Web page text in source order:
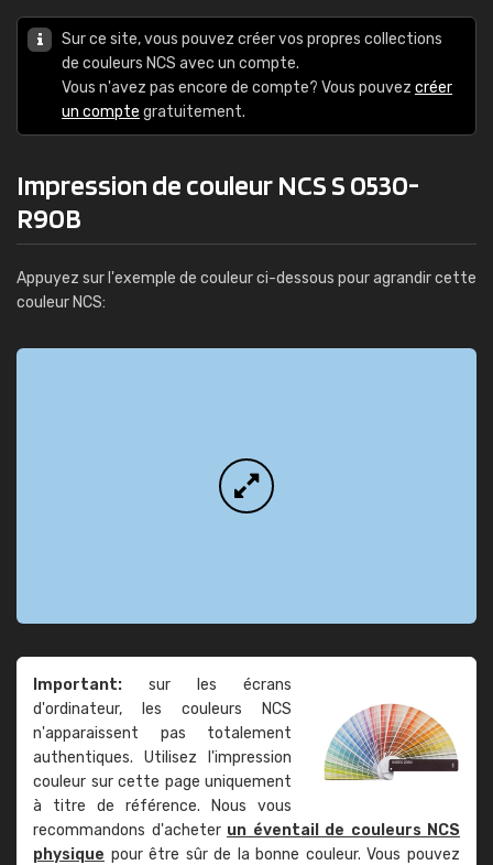
Sur ce site, vous pouvez créer vos propres collections
de couleurs NCS avec un compte.
Vous n'avez pas encore de compte? Vous pouvez créer
un compte gratuitement.
Impression de couleur NCS S 0530-
R90B
Appuyez sur l'exemple de couleur ci-dessous pour agrandir cette
couleur NCS:
Important: sur les écrans
d'ordinateur, les couleurs NCS
n'apparaissent pas totalement
authentiques. Utilisez l'impression
couleur sur cette page uniquement
à titre de référence. Nous vous
recommandons d'acheter un éventail de couleurs NCS
physique pour être sûr de la bonne couleur. Vous pouvez